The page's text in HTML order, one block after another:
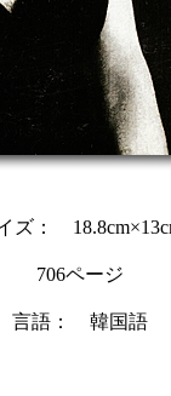
ズ：
706ページ
言語： 韓国語